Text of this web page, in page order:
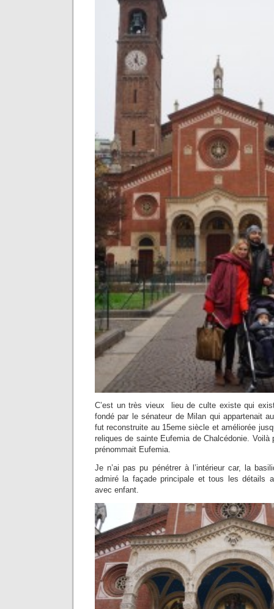
C’est un très vieux lieu de culte existe qui
fondé par le sénateur de Milan qui appartenait
fut reconstruite au 15eme siècle et améliorée
reliques de sainte Eufemia de Chalcédonie. Voilà
prénommait Eufemia.
Je n’ai pas pu pénétrer à l’intérieur car, la
admiré la façade principale et tous les détails
avec enfant.